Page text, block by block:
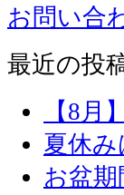
お問い合
最近の投
【8
夏休
お盆